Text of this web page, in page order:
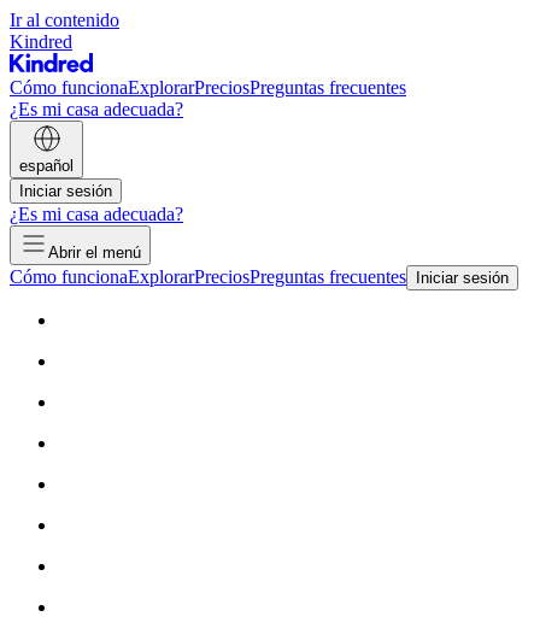
Ir al contenido
Kindred
Cómo funcionaExplorarPreciosPreguntas frecuentes
¿Es mi casa adecuada?
español
Iniciar sesión
¿Es mi casa adecuada?
Abrir el menú
Cómo funcionaExplorarPreciosPreguntas frecuentes Iniciar sesión